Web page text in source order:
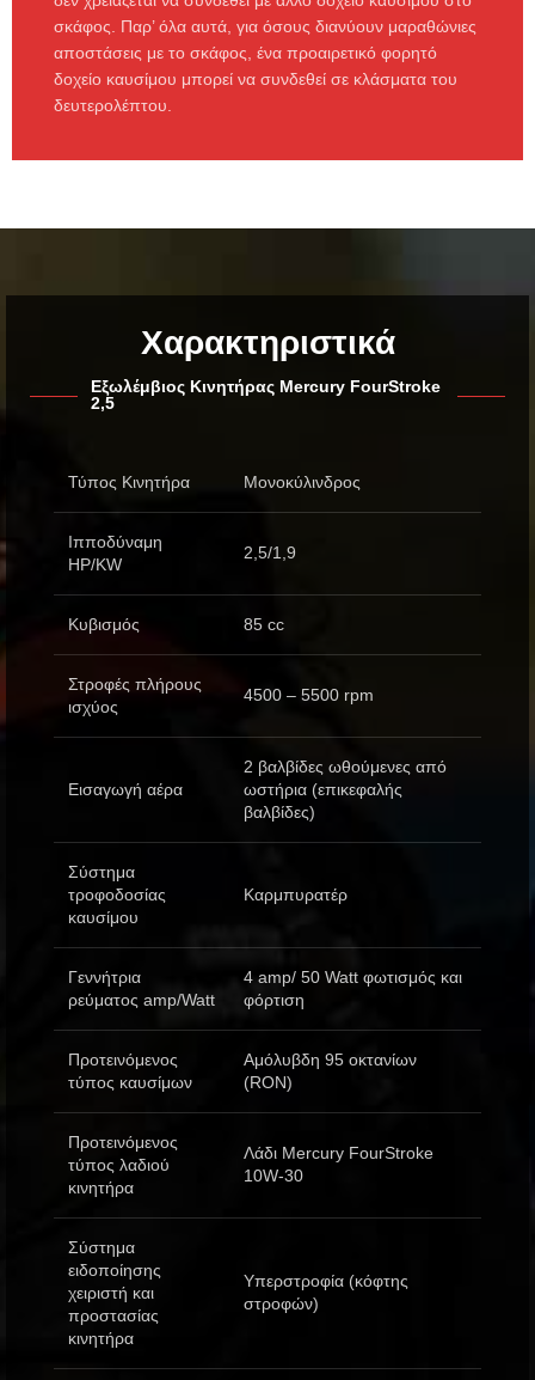
σκάφος. Παρ’ όλα αυτά, για όσους διανύουν μαραθώνιες
αποστάσεις με το σκάφος, ένα προαιρετικό φορητό
δοχείο καυσίμου μπορεί να συνδεθεί σε κλάσματα του
δευτερολέπτου.
Χαρακτηριστικά
Εξωλέμβιος Κινητήρας Mercury FourStroke
2,5
Τύπος Κινητήρα Μονοκύλινδρος
Ιπποδύναμη
HP/KW
2,5/1,9
Κυβισμός 85 cc
Στροφές πλήρους
ισχύος
4500 – 5500 rpm
Εισαγωγή αέρα
2 βαλβίδες ωθούμενες από
ωστήρια (επικεφαλής
βαλβίδες)
Σύστημα
τροφοδοσίας
καυσίμου
Καρμπυρατέρ
Γεννήτρια
ρεύματος amp/Watt
4 amp/ 50 Watt φωτισμός και
φόρτιση
Προτεινόμενος
τύπος καυσίμων
Αμόλυβδη 95 οκτανίων
(RON)
Προτεινόμενος
τύπος λαδιού
κινητήρα
Λάδι Mercury FourStroke
10W-30
Σύστημα
ειδοποίησης
χειριστή και
προστασίας
κινητήρα
Υπερστροφία (κόφτης
στροφών)